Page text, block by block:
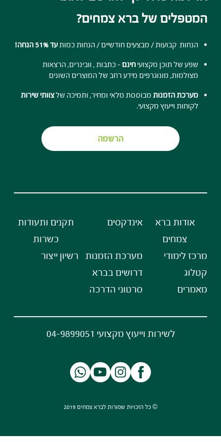
המטפלים של ברא צמחים?
הנחות קבועות / מבצעים חודשיים / הנחות כמותעד 51% הנחה!
שפע של תוכן מקצועיחינם- כתבות , וובינרים, הרצאות
מצולמות, מונוגרפים מידע רחב של המוצרים השונים
מערכת הזמנות מבוססת מלאי ומחיר, ותמיכה שלצוותי שירות
לקוחות וייעוץ מקצועי.
הרשמה
אודות ברא
צמחים
מרכז לימודי
קטלוג
מאמרים
אינדקסים
מערכת הזמנות
דרושים בברא
סרטוני הדרכה
תקנים ותעודות
כשרות
רשיון ייצור
לשירות וייעוץ מקצועי 04-9899051
© כל הזכויות שמורות לברא צמחים 2019